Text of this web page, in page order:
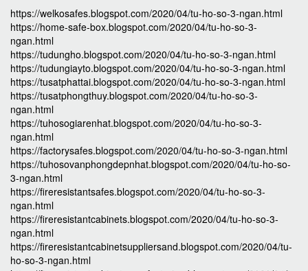
https://welkosafes.blogspot.com/2020/04/tu-ho-so-3-ngan.html
https://home-safe-box.blogspot.com/2020/04/tu-ho-so-3-
ngan.html
https://tudungho.blogspot.com/2020/04/tu-ho-so-3-ngan.html
https://tudungiayto.blogspot.com/2020/04/tu-ho-so-3-ngan.html
https://tusatphattai.blogspot.com/2020/04/tu-ho-so-3-ngan.html
https://tusatphongthuy.blogspot.com/2020/04/tu-ho-so-3-
ngan.html
https://tuhosogiarenhat.blogspot.com/2020/04/tu-ho-so-3-
ngan.html
https://factorysafes.blogspot.com/2020/04/tu-ho-so-3-ngan.html
https://tuhosovanphongdepnhat.blogspot.com/2020/04/tu-ho-so-
3-ngan.html
https://fireresistantsafes.blogspot.com/2020/04/tu-ho-so-3-
ngan.html
https://fireresistantcabinets.blogspot.com/2020/04/tu-ho-so-3-
ngan.html
https://fireresistantcabinetsuppliersand.blogspot.com/2020/04/tu-
ho-so-3-ngan.html